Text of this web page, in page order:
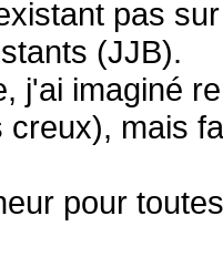
pas
(JJB).
j'ai imaginé
creux), mais
pour